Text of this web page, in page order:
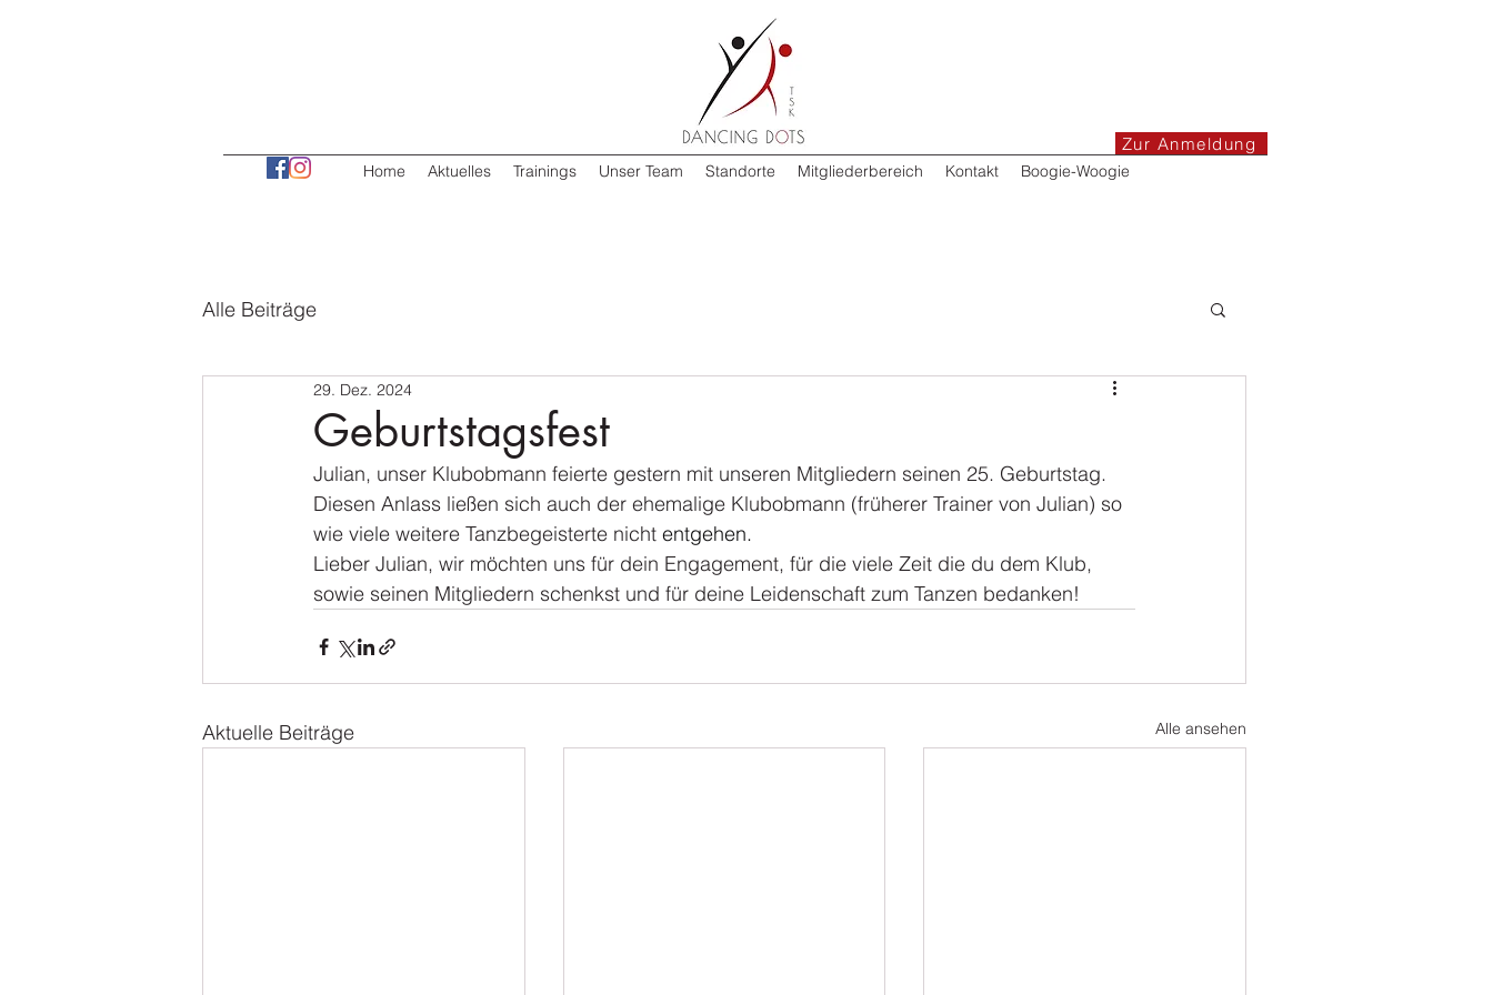
Home Aktuelles Trainings Unser Team Standorte Mitgliederbereich Kontakt Boogie-Woogie
Zur Anmeldung
Alle Beiträge
Geburtstagsfest
29. Dez. 2024
Julian, unser Klubobmann feierte gestern mit unseren Mitgliedern seinen 25. Geburtstag.
Diesen Anlass ließen sich auch der ehemalige Klubobmann (früherer Trainer von Julian) so
wie viele weitere Tanzbegeisterte nicht entgehen.
Lieber Julian, wir möchten uns für dein Engagement, für die viele Zeit die du dem Klub,
sowie seinen Mitgliedern schenkst und für deine Leidenschaft zum Tanzen bedanken!
Aktuelle Beiträge Alle ansehen